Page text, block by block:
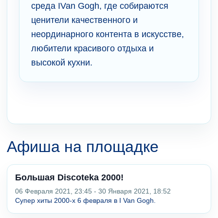
среда IVan Gogh, где собираются
ценители качественного и
неординарного контента в искусстве,
любители красивого отдыха и
высокой кухни.
Афиша на площадке
Большая Discoteka 2000!
06 Февраля 2021, 23:45 - 30 Января 2021, 18:52
Супер хиты 2000-х 6 февраля в I Van Gogh.